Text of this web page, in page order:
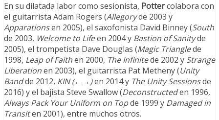
En su dilatada labor como sesionista, Pottercolabora con
el guitarrista Adam Rogers (Allegoryde 2003 y
Apparationsen 2005), el saxofonista David Binney (South
de 2003, Welcome to Lifeen 2004 y Bastion of Sanityde
2005), el trompetista Dave Douglas (Magic Trianglede
1998, Leap of Faithen 2000, The Infinitede 2002 y Strange
Liberationen 2003), el guitarrista Pat Metheny (Unity
Bandde 2012, KIN(←→)en 2014 y The Unity Sessionsde
2016) y el bajista Steve Swallow (Deconstructeden 1996,
Always Pack Your Uniform on Topde 1999 y Damaged in
Transiten 2001), entre muchos otros.